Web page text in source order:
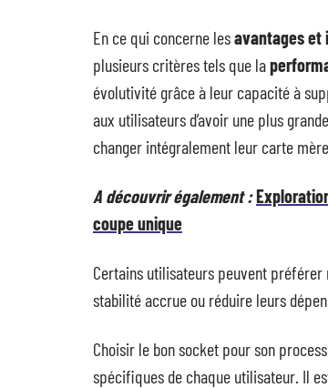
En ce qui concerne lesavantages et
plusieurs critères tels que la
évolutivité grâce à leur capacité à
aux utilisateurs d’avoir une plus
changer intégralement leur carte
A découvrir également :
coupe unique
Certains utilisateurs peuvent préférer
stabilité accrue ou réduire leurs
Choisir le bon socket pour son
spécifiques de chaque utilisateur. Il